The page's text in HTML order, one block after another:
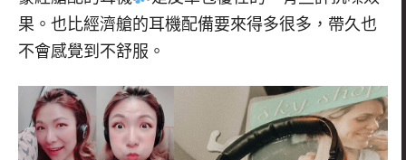
果。也比經濟艙的耳機配備要來得多很多，帶久也
不會感覺到不舒服。